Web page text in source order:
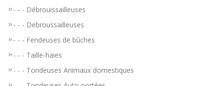
- - - Débrouissailleuses
- - - Debroussailleuses
- - - Fendeuses de bûches
- - - Taille-haies
- - - Tondeuses Animaux domestiques